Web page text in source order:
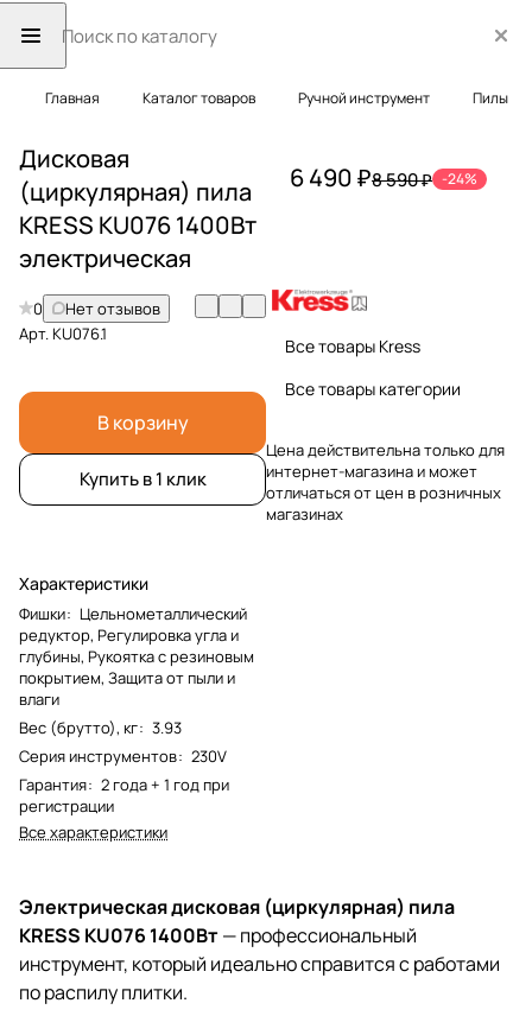
Главная Каталог товаров Ручной инструмент Пилы
Дисковая
(циркулярная) пила
KRESS KU076 1400Вт
электрическая
0
Нет отзывов
Арт.KU076.1
В корзину
Купить в 1 клик
Характеристики
Фишки: Цельнометаллический
редуктор, Регулировка угла и
глубины, Рукоятка с резиновым
покрытием, Защита от пыли и
влаги
Вес (брутто), кг: 3.93
Серия инструментов: 230V
Гарантия: 2 года + 1 год при
регистрации
Все характеристики
6 490 ₽8 590 ₽ -24%
Все товары Kress
Все товары категории
Цена действительна только для
интернет-магазина и может
отличаться от цен в розничных
магазинах
Электрическая дисковая (циркулярная) пила
KRESS KU076 1400Вт— профессиональный
инструмент, который идеально справится с работами
по распилу плитки.